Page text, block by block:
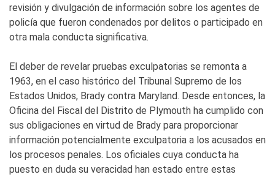
revisión y divulgación de información sobre los agentes de
policía que fueron condenados por delitos o participado en
otra mala conducta significativa.
El deber de revelar pruebas exculpatorias se remonta a
1963, en el caso histórico del Tribunal Supremo de los
Estados Unidos, Brady contra Maryland. Desde entonces, la
Oficina del Fiscal del Distrito de Plymouth ha cumplido con
sus obligaciones en virtud de Brady para proporcionar
información potencialmente exculpatoria a los acusados en
los procesos penales. Los oficiales cuya conducta ha
puesto en duda su veracidad han estado entre estas